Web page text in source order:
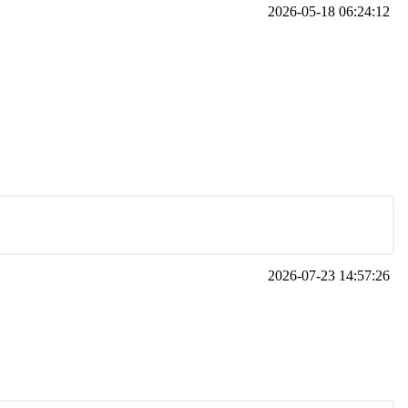
2026-05-18 06:24:12
2026-07-23 14:57:26